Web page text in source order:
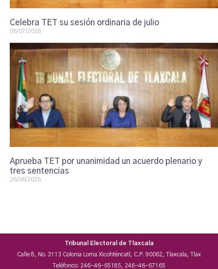
Celebra TET su sesión ordinaria de julio
06/07/2026
Aprueba TET por unanimidad un acuerdo plenario y
tres sentencias
26/06/2026
Tribunal Electoral de Tlaxcala
Calle 8, No. 3113 Colonia Loma Xicohténcatl, C.P. 90062, Tlaxcala, Tlax
Teléfonos: 246-46-65185, 246-46-67165